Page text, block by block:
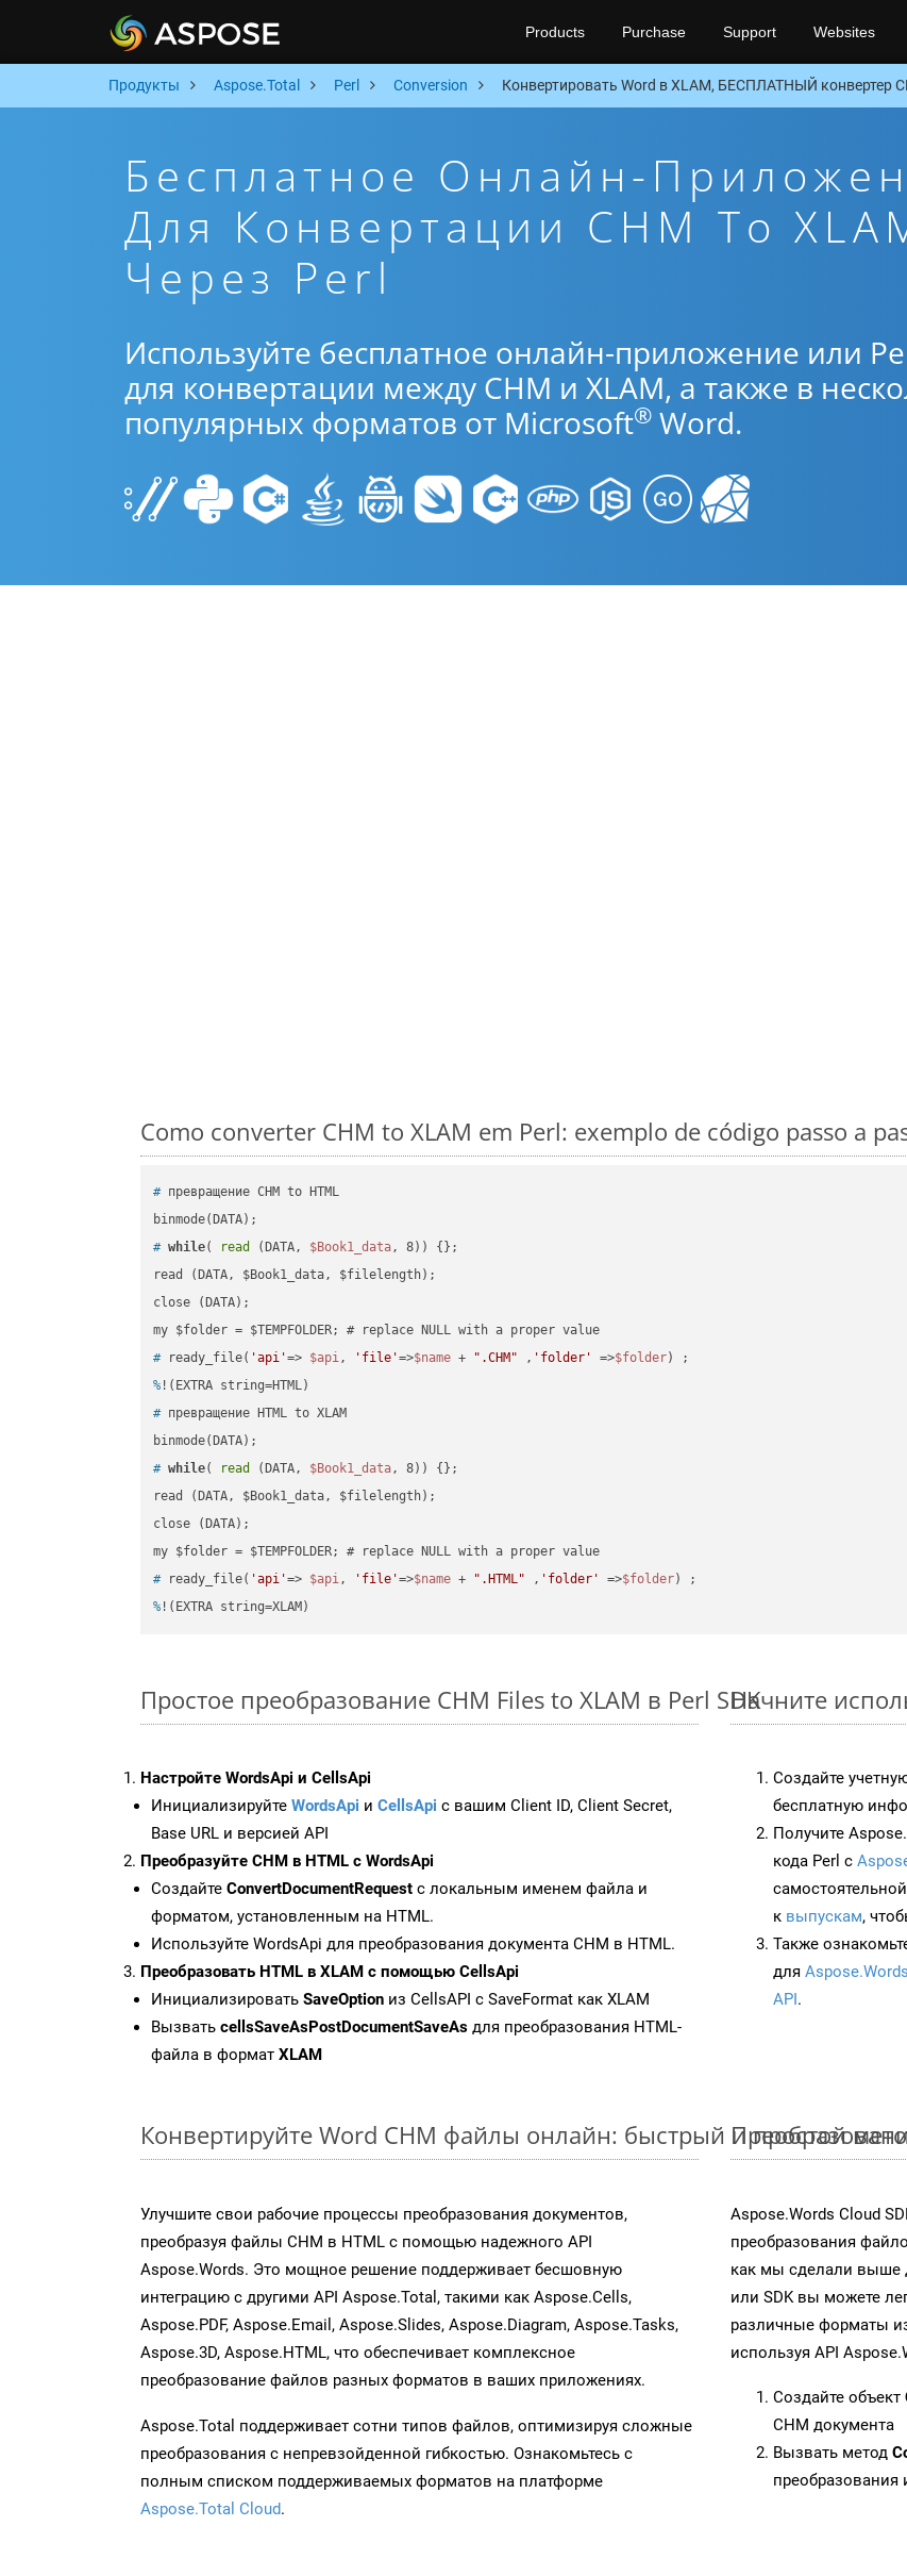
Products Purchase Support Websites
Продукты Aspose.Total Perl Conversion Конвертировать Word в XLAM, БЕСПЛАТНЫЙ конвертер
Бесплатное Онлайн-
Для Конвертации CHM To
Через Perl
Используйте бесплатное онлайн-приложение или
для конвертации между CHM и XLAM, а также в
популярных форматов от Microsoft® Word.
Como converter CHM to XLAM em Perl: exemplo de código passo a
# превращение CHM to HTML
# while( read (DATA, $Book1_data, 8)) {};
read (DATA, $Book1_data, $filelength);
close (DATA);
# ready_file( 'api'=> $api, 'file'=>$name + ".CHM" , 'folder' =>$folder) ;
% !(EXTRA string=HTML)
# превращение HTML to XLAM
# while( read (DATA, $Book1_data, 8)) {};
read (DATA, $Book1_data, $filelength);
close (DATA);
# ready_file( 'api'=> $api, 'file'=>$name + ".HTML" , 'folder' =>$folder) ;
% !(EXTRA string=XLAM)
Простое преобразование CHM Files to XLAM в Perl SDK
Настройте WordsApi и CellsApi
Инициализируйте WordsApi и CellsApi с вашим Client ID, Client Secret,
Base URL и версией API
Преобразуйте CHM в HTML с WordsApi
Создайте ConvertDocumentRequest с локальным именем файла и
форматом, установленным на HTML.
Используйте WordsApi для преобразования документа CHM в HTML.
Преобразовать HTML в XLAM с помощью CellsApi
Инициализировать SaveOption из CellsAPI с SaveFormat как XLAM
Вызвать cellsSaveAsPostDocumentSaveAs для преобразования HTML-
файла в формат XLAM
Начните
Создайте
бесплатную
Получите
кода Perl с
к выпускам,
Также
для Aspose.Words
API.
Конвертируйте Word CHM файлы онлайн: быстрый и простой
Улучшите свои рабочие процессы преобразования документов,
преобразуя файлы CHM в HTML с помощью надежного API
Aspose.Words. Это мощное решение поддерживает бесшовную
интеграцию с другими API Aspose.Total, такими как Aspose.Cells,
Aspose.PDF, Aspose.Email, Aspose.Slides, Aspose.Diagram, Aspose.Tasks,
Aspose.3D, Aspose.HTML, что обеспечивает комплексное
преобразование файлов разных форматов в ваших приложениях.
Aspose.Total поддерживает сотни типов файлов, оптимизируя сложные
преобразования с непревзойденной гибкостью. Ознакомьтесь с
полным списком поддерживаемых форматов на платформе
Aspose.Total Cloud.
Aspose.Words Cloud
преобразования
как мы сделали выше
или SDK вы можете
различные форматы
используя API
Создайте объект
CHM документа
Вызвать метод
преобразования